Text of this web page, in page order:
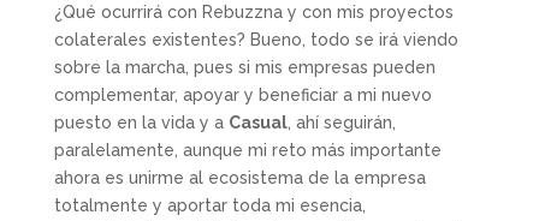
¿Qué ocurrirá con Rebuzzna y con mis proyectos
colaterales existentes? Bueno, todo se irá viendo
sobre la marcha, pues si mis empresas pueden
complementar, apoyar y beneficiar a mi nuevo
puesto en la vida y a Casual, ahí seguirán,
paralelamente, aunque mi reto más importante
ahora es unirme al ecosistema de la empresa
totalmente y aportar toda mi esencia,